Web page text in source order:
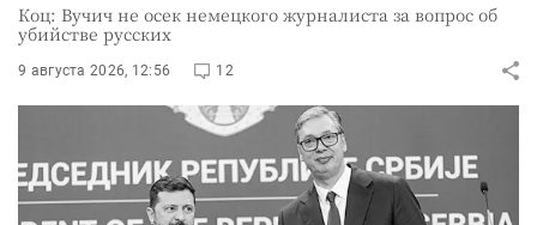
Коц: Вучич не осек немецкого журналиста за вопрос об
убийстве русских
9 августа 2026, 12:56 12